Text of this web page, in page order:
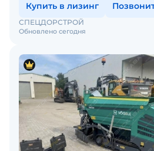
Купить в лизинг
Обновлено сегодня
СПЕЦДОРСТРОЙ